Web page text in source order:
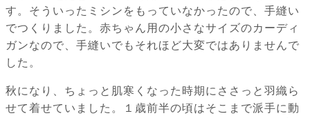
す。そういったミシンをもっていなかったので、手縫い
でつくりました。赤ちゃん用の小さなサイズのカーディ
ガンなので、手縫いでもそれほど大変ではありませんで
した。
秋になり、ちょっと肌寒くなった時期にささっと羽織ら
せて着せていました。１歳前半の頃はそこまで派手に動